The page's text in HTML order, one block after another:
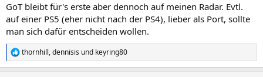
GoT bleibt für's erste aber dennoch auf meinen Radar. Evtl.
auf einer PS5 (eher nicht nach der PS4), lieber als Port, sollte
man sich dafür entscheiden wollen.
R
e
thornhill,dennisis und keyring80